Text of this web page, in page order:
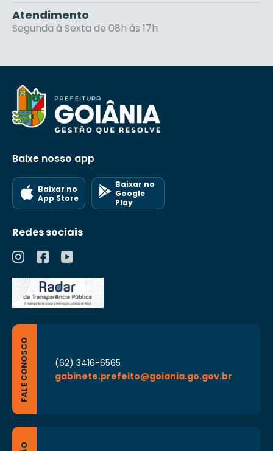
Atendimento
Segunda à Sexta de 08h às 17h
Baixe nosso app
Baixar no
App Store
Baixar no
Google
Play
Redes sociais
FALE CONOSCO
(62) 3416-6565
gabinete.prefeito@goiania.go.gov.br